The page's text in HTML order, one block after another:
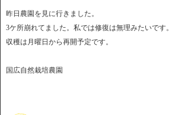
昨日農園を見に行きました。
3ケ所崩れてました。私では修復は無理みたいです。
収穫は月曜日から再開予定です。
国広自然栽培農園